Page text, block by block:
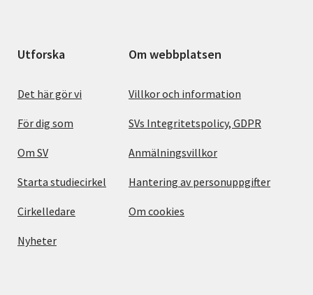
Utforska
Det här gör vi
För dig som
Om SV
Starta studiecirkel
Cirkelledare
Nyheter
Om webbplatsen
Villkor och information
SVs Integritetspolicy, GDPR
Anmälningsvillkor
Hantering av personuppgifter
Om cookies